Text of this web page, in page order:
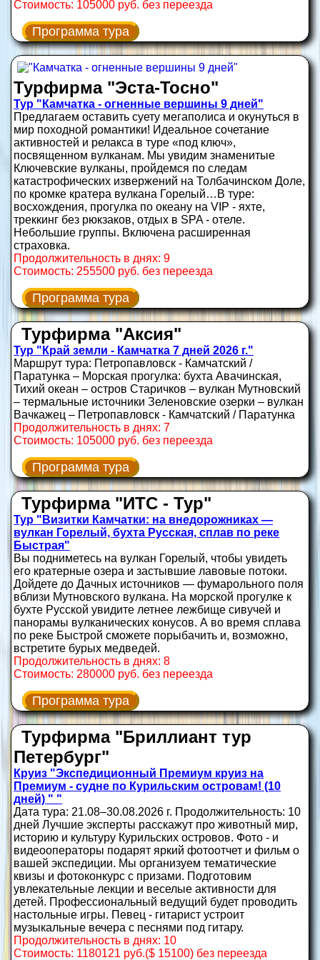
Стоимость: 105000 руб. без переезда
Программа тура
Турфирма "Эста-Тосно"
Тур "Камчатка - огненные вершины 9 дней"
Предлагаем оставить суету мегаполиса и окунуться в
мир походной романтики! Идеальное сочетание
активностей и релакса в туре «под ключ»,
посвященном вулканам. Мы увидим знаменитые
Ключевские вулканы, пройдемся по следам
катастрофических извержений на Толбачинском Доле,
по кромке кратера вулкана Горелый…В туре:
восхождения, прогулка по океану на VIP - яхте,
треккинг без рюкзаков, отдых в SPA - отеле.
Небольшие группы. Включена расширенная
страховка.
Продолжительность в днях: 9
Стоимость: 255500 руб. без переезда
Программа тура
Турфирма "Аксия"
Тур "Край земли - Камчатка 7 дней 2026 г."
Маршрут тура: Петропавловск - Камчатский /
Паратунка ‒ Морская прогулка: бухта Авачинская,
Тихий океан ‒ остров Старичков ‒ вулкан Мутновский
‒ термальные источники Зеленовские озерки ‒ вулкан
Вачкажец ‒ Петропавловск - Камчатский / Паратунка
Продолжительность в днях: 7
Стоимость: 105000 руб. без переезда
Программа тура
Турфирма "ИТС - Тур"
Тур "Визитки Камчатки: на внедорожниках —
вулкан Горелый, бухта Русская, сплав по реке
Быстрая"
Вы подниметесь на вулкан Горелый, чтобы увидеть
его кратерные озера и застывшие лавовые потоки.
Дойдете до Дачных источников — фумарольного поля
вблизи Мутновского вулкана. На морской прогулке к
бухте Русской увидите летнее лежбище сивучей и
панорамы вулканических конусов. А во время сплава
по реке Быстрой сможете порыбачить и, возможно,
встретите бурых медведей.
Продолжительность в днях: 8
Стоимость: 280000 руб. без переезда
Программа тура
Турфирма "Бриллиант тур
Петербург"
Круиз "Экспедиционный Премиум круиз на
Премиум - судне по Курильским островам! (10
дней) " "
Дата тура: 21.08–30.08.2026 г. Продолжительность: 10
дней Лучшие эксперты расскажут про животный мир,
историю и культуру Курильских островов. Фото - и
видеооператоры подарят яркий фотоотчет и фильм о
вашей экспедиции. Мы организуем тематические
квизы и фотоконкурс с призами. Подготовим
увлекательные лекции и веселые активности для
детей. Профессиональный ведущий будет проводить
настольные игры. Певец - гитарист устроит
музыкальные вечера с песнями под гитару.
Продолжительность в днях: 10
Стоимость: 1180121 руб.($ 15100) без переезда